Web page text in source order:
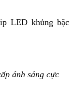
LED khủng bậc
ánh sáng cực